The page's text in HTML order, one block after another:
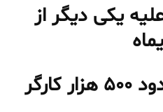
یکی دیگر از
قطع شدن بیمه حدود ۵۰۰ هزار کارگر